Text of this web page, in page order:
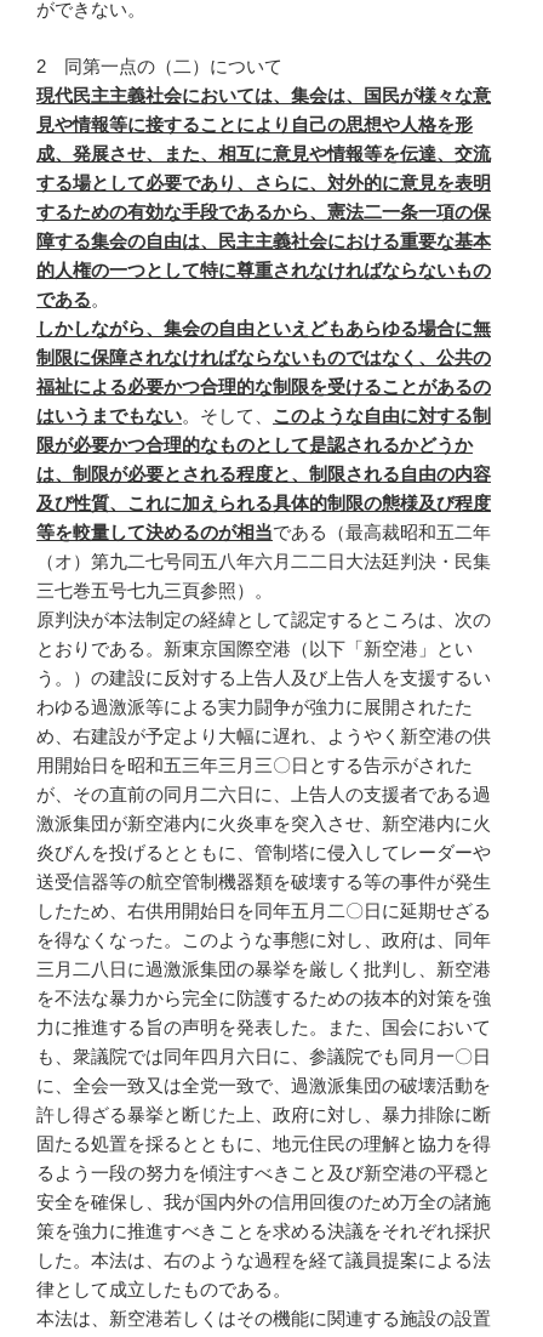
ができない。
2 同第一点の（二）について
現代民主主義社会においては、集会は、国民が様々な意
見や情報等に接することにより自己の思想や人格を形
成、発展させ、また、相互に意見や情報等を伝達、交流
する場として必要であり、さらに、対外的に意見を表明
するための有効な手段であるから、憲法二一条一項の保
障する集会の自由は、民主主義社会における重要な基本
的人権の一つとして特に尊重されなければならないもの
である。
しかしながら、集会の自由といえどもあらゆる場合に無
制限に保障されなければならないものではなく、公共の
福祉による必要かつ合理的な制限を受けることがあるの
はいうまでもない。そして、 このような自由に対する制
限が必要かつ合理的なものとして是認されるかどうか
は、制限が必要とされる程度と、制限される自由の内容
及び性質、これに加えられる具体的制限の態様及び程度
等を較量して決めるのが相当である（最高裁昭和五二年
（オ）第九二七号同五八年六月二二日大法廷判決・民集
三七巻五号七九三頁参照）。
原判決が本法制定の経緯として認定するところは、次の
とおりである。新東京国際空港（以下「新空港」とい
う。）の建設に反対する上告人及び上告人を支援するい
わゆる過激派等による実力闘争が強力に展開されたた
め、右建設が予定より大幅に遅れ、ようやく新空港の供
用開始日を昭和五三年三月三〇日とする告示がされた
が、その直前の同月二六日に、上告人の支援者である過
激派集団が新空港内に火炎車を突入させ、新空港内に火
炎びんを投げるとともに、管制塔に侵入してレーダーや
送受信器等の航空管制機器類を破壊する等の事件が発生
したため、右供用開始日を同年五月二〇日に延期せざる
を得なくなった。このような事態に対し、政府は、同年
三月二八日に過激派集団の暴挙を厳しく批判し、新空港
を不法な暴力から完全に防護するための抜本的対策を強
力に推進する旨の声明を発表した。また、国会において
も、衆議院では同年四月六日に、参議院でも同月一〇日
に、全会一致又は全党一致で、過激派集団の破壊活動を
許し得ざる暴挙と断じた上、政府に対し、暴力排除に断
固たる処置を採るとともに、地元住民の理解と協力を得
るよう一段の努力を傾注すべきこと及び新空港の平穏と
安全を確保し、我が国内外の信用回復のため万全の諸施
策を強力に推進すべきことを求める決議をそれぞれ採択
した。本法は、右のような過程を経て議員提案による法
律として成立したものである。
本法は、新空港若しくはその機能に関連する施設の設置